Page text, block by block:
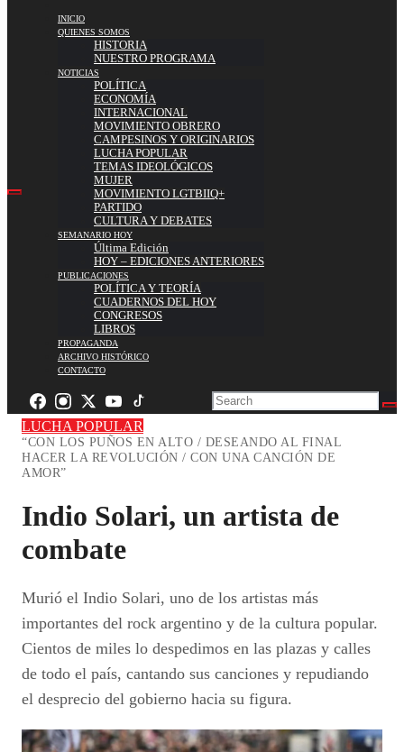
INICIO
QUIENES SOMOS
HISTORIA
NUESTRO PROGRAMA
NOTICIAS
POLÍTICA
ECONOMÍA
INTERNACIONAL
MOVIMIENTO OBRERO
CAMPESINOS Y ORIGINARIOS
LUCHA POPULAR
TEMAS IDEOLÓGICOS
MUJER
MOVIMIENTO LGTBIIQ+
PARTIDO
CULTURA Y DEBATES
SEMANARIO HOY
Última Edición
HOY – EDICIONES ANTERIORES
PUBLICACIONES
POLÍTICA Y TEORÍA
CUADERNOS DEL HOY
CONGRESOS
LIBROS
PROPAGANDA
ARCHIVO HISTÓRICO
CONTACTO
LUCHA POPULAR
“CON LOS PUÑOS EN ALTO / DESEANDO AL FINAL
HACER LA REVOLUCIÓN / CON UNA CANCIÓN DE
AMOR”
Indio Solari, un artista de
combate
Murió el Indio Solari, uno de los artistas más
importantes del rock argentino y de la cultura popular.
Cientos de miles lo despedimos en las plazas y calles
de todo el país, cantando sus canciones y repudiando
el desprecio del gobierno hacia su figura.